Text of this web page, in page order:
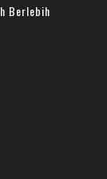
Berlebih